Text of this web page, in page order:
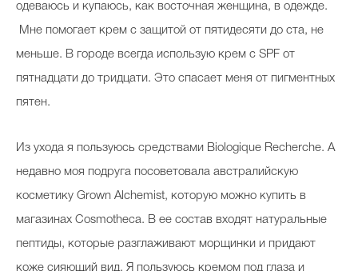
одеваюсь и купаюсь, как восточная женщина, в одежде.
Мне помогает крем с защитой от пятидесяти до ста, не
меньше. В городе всегда использую крем с SPF от
пятнадцати до тридцати. Это спасает меня от пигментных
пятен.
Из ухода я пользуюсь средствами Biologique Recherche. А
недавно моя подруга посоветовала австралийскую
косметику Grown Alchemist, которую можно купить в
магазинах Cosmotheсa. В ее состав входят натуральные
пептиды, которые разглаживают морщинки и придают
коже сияющий вид. Я пользуюсь кремом под глаза и